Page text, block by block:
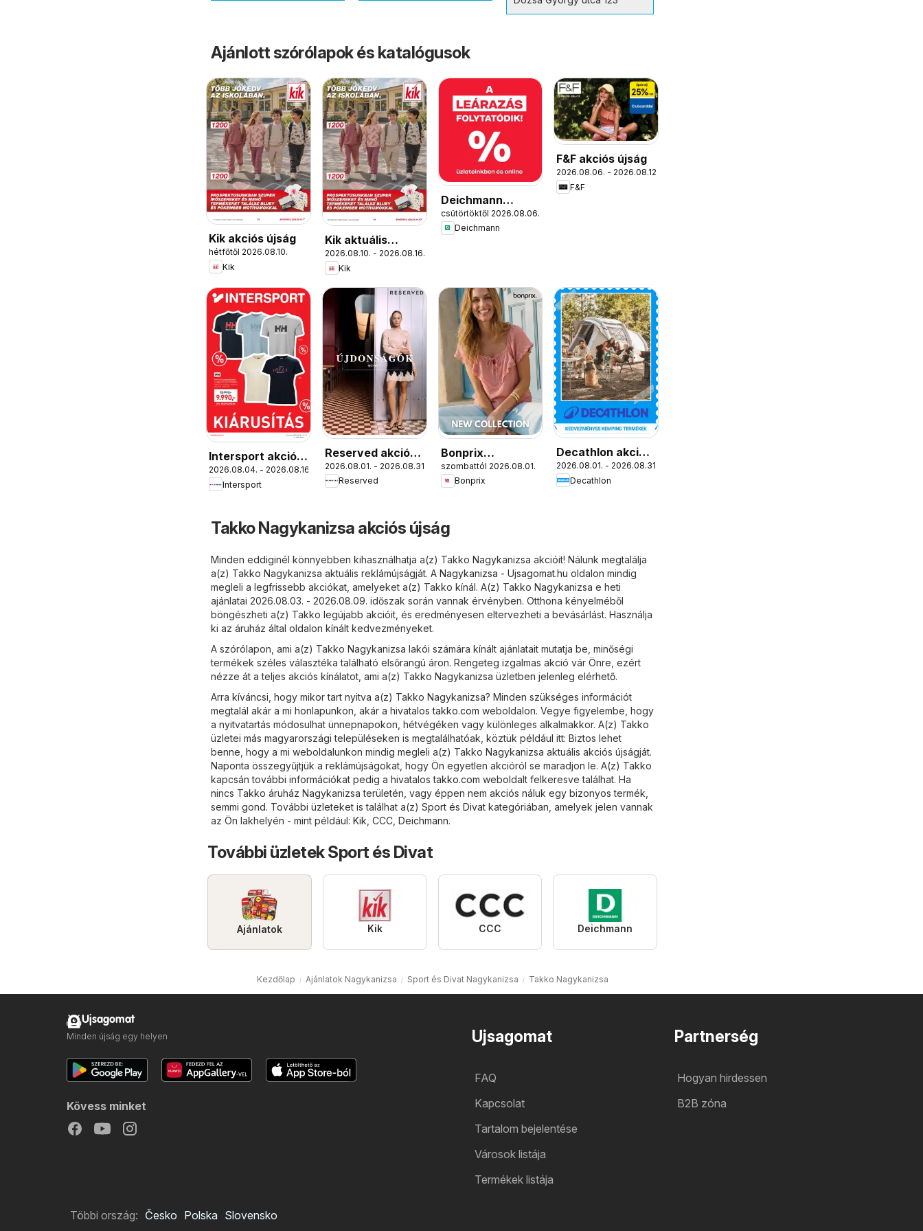
Ajánlott szórólapok és katalógusok
Kik akciós újság
hétfőtől 2026.08.10.
Kik
Kik aktuális
akciós újság
2026.08.10. - 2026.08.16.
Kik
Deichmann
akciós újság
csütörtöktől 2026.08.06.
Deichmann
F&F akciós újság
2026.08.06. - 2026.08.12.
F&F
Intersport akciós
újság
2026.08.04. - 2026.08.16.
Intersport
Reserved akciós
újság
2026.08.01. - 2026.08.31.
Reserved
Bonprix
katalógus - New
Collection
szombattól 2026.08.01.
Bonprix
Decathlon akciós
újság
2026.08.01. - 2026.08.31.
Decathlon
Takko Nagykanizsa akciós újság
Minden eddiginél könnyebben kihasználhatja a(z) Takko Nagykanizsa akcióit! Nálunk megtalálja
a(z) Takko Nagykanizsa aktuális reklámújságját. A Nagykanizsa - Ujsagomat.hu oldalon mindig
megleli a legfrissebb akciókat, amelyeket a(z) Takko kínál. A(z) Takko Nagykanizsa e heti
ajánlatai 2026.08.03. - 2026.08.09. időszak során vannak érvényben. Otthona kényelméből
böngészheti a(z) Takko legújabb akcióit, és eredményesen eltervezheti a bevásárlást. Használja
ki az áruház által oldalon kínált kedvezményeket.
A szórólapon, ami a(z) Takko Nagykanizsa lakói számára kínált ajánlatait mutatja be, minőségi
termékek széles választéka található elsőrangú áron. Rengeteg izgalmas akció vár Önre, ezért
nézze át a teljes akciós kínálatot, ami a(z) Takko Nagykanizsa üzletben jelenleg elérhető.
Arra kíváncsi, hogy mikor tart nyitva a(z) Takko Nagykanizsa? Minden szükséges információt
megtalál akár a mi honlapunkon, akár a hivatalostakko.com weboldalon. Vegye figyelembe, hogy
a nyitvatartás módosulhat ünnepnapokon, hétvégéken vagy különleges alkalmakkor. A(z) Takko
üzletei más magyarországi településeken is megtalálhatóak, köztük például itt: Biztos lehet
benne, hogy a mi weboldalunkon mindig megleli a(z) Takko Nagykanizsa aktuális akciós újságját.
Naponta összegyűjtjük a reklámújságokat, hogy Ön egyetlen akcióról se maradjon le. A(z) Takko
kapcsán további információkat pedig a hivatalostakko.com weboldalt felkeresve találhat. Ha
nincs Takko áruház Nagykanizsa területén, vagy éppen nem akciós náluk egy bizonyos termék,
semmi gond. További üzleteket is találhat a(z) Sport és Divat kategóriában, amelyek jelen vannak
az Ön lakhelyén - mint például: Kik CCC Deichmann.
További üzletek Sport és Divat
Ajánlatok Kik CCC Deichmann
Kezdőlap Ajánlatok Nagykanizsa Sport és Divat Nagykanizsa Takko Nagykanizsa
Ujsagomat
FAQ
Kapcsolat
Tartalom bejelentése
Városok listája
Termékek listája
Partnerség
Hogyan hirdessen
B2B zóna
Ujsagomat
Minden újság egy helyen
Kövess minket
Többi ország: Česko Polska Slovensko